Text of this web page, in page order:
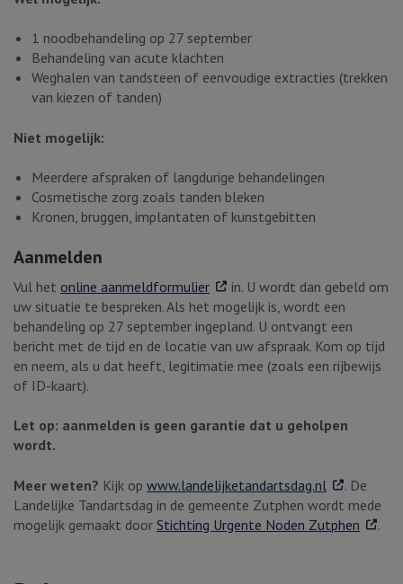
1 noodbehandeling op 27 september
Behandeling van acute klachten
Weghalen van tandsteen of eenvoudige extracties (trekken
van kiezen of tanden)
Niet mogelijk:
Meerdere afspraken of langdurige behandelingen
Cosmetische zorg zoals tanden bleken
Kronen, bruggen, implantaten of kunstgebitten
Aanmelden
Vul het online aanmeldformulier. Externe link
in. U wordt dan gebeld om
uw situatie te bespreken. Als het mogelijk is, wordt een
behandeling op 27 september ingepland. U ontvangt een
bericht met de tijd en de locatie van uw afspraak. Kom op tijd
en neem, als u dat heeft, legitimatie mee (zoals een rijbewijs
of ID-kaart).
Let op: aanmelden is geen garantie dat u geholpen
wordt.
Meer weten? Kijk op www.landelijketandartsdag.nl . Externe link
. De
Landelijke Tandartsdag in de gemeente Zutphen wordt mede
mogelijk gemaakt door Stichting Urgente Noden Zutphen . .